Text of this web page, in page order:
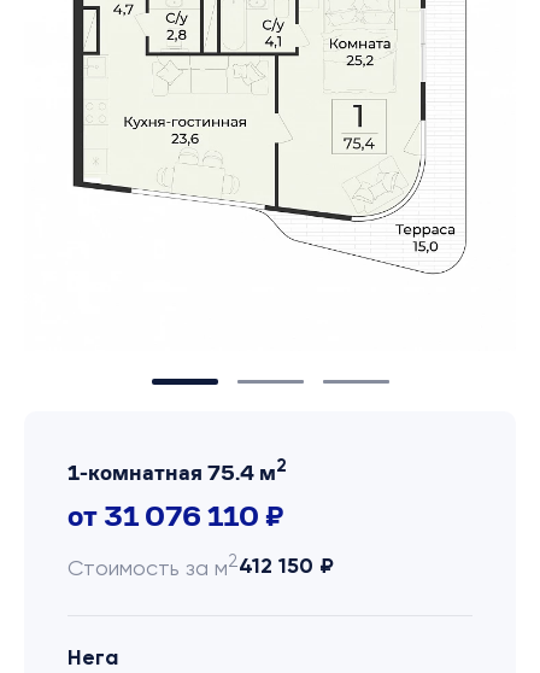
1-комнатная 75.4 м2
от 31 076 110 ₽
Стоимость за м2412 150 ₽
Нега